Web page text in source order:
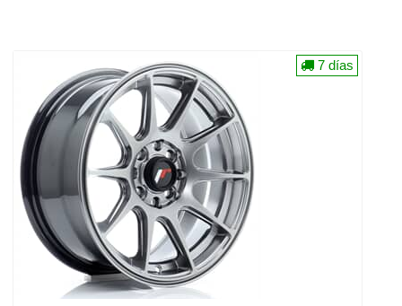
7 días